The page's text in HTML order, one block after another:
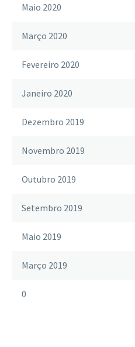
Maio 2020
Março 2020
Fevereiro 2020
Janeiro 2020
Dezembro 2019
Novembro 2019
Outubro 2019
Setembro 2019
Maio 2019
Março 2019
0